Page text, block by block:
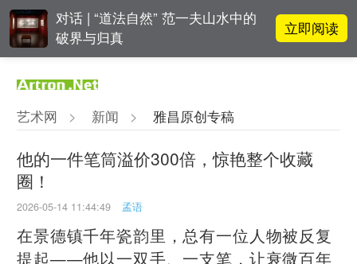
对话 | “道法自然” 范一夫山水中的
破界与归真
立即阅读
为策展式艺术商业综合体？
李铁夫冯钢百领衔 作为群体的早期
粤籍留美艺术家
界
艺术网 > 新闻 > 雅昌原创专稿
他的一件笔筒溢价300倍，惊艳整个收藏
圈！
2026-05-14 11:44:49 孟语
在景德镇千年瓷韵里，总有一位人物被反复
提起——他以一双手、一支笔，让衰微百年